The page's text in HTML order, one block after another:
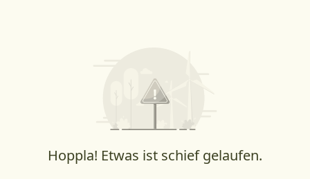
Hoppla! Etwas ist schief gelaufen.